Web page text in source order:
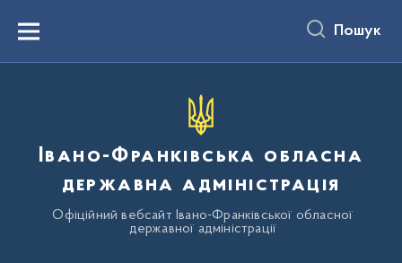
вмістуMenu Пошук
Івано-Франківська обласна
державна адміністрація
Офіційний вебсайт Івано-Франківської обласної
державної адміністрації